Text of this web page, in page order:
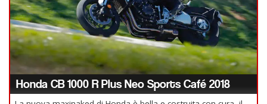
Honda CB 1000 R Plus Neo Sports Café 2018